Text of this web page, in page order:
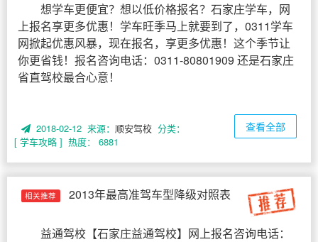
想学车更便宜？想以低价格报名？石家庄学车，网
上报名享更多优惠！学车旺季马上就要到了，0311学车
网掀起优惠风暴，现在报名，享更多优惠！这个季节让
你更省钱！报名咨询电话：0311-80801909 还是石家庄
省直驾校最合心意！
2018-02-12 来源：顺安驾校 分类：
[ 学车攻略 ] 热度： 6881
查看全部
相关推荐 2013年最高准驾车型降级对照表
益通驾校 【石家庄益通驾校】网上报名咨询电话：